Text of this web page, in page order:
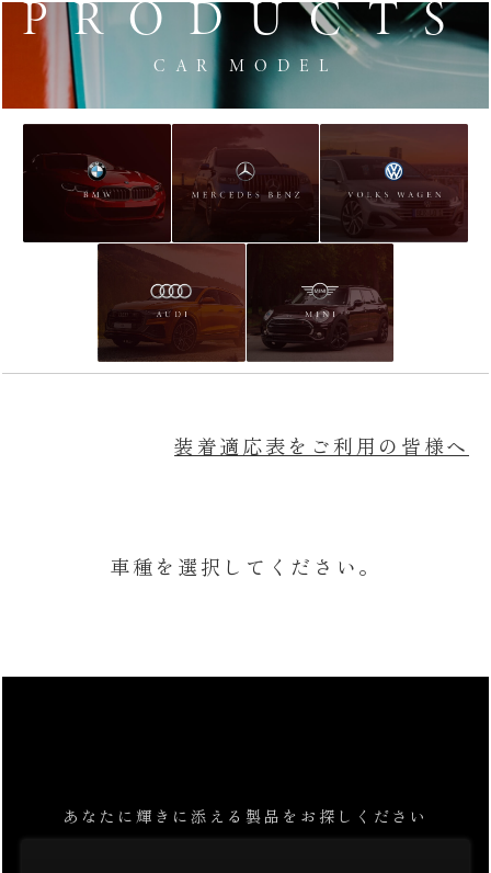
PRODUCTS
CAR MODEL
装着適応表をご利用の皆様へ
車種を選択してください。
あなたに輝きに添える製品をお探しください